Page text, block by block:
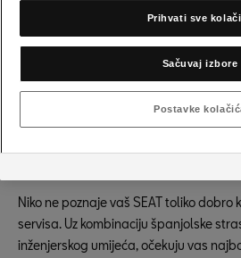
Samo najbolje za vas i vaš SEAT
SEAT servisni
Niko ne poznaje vaš SEAT toliko dobro
servisa. Uz kombinaciju španjolske
inženjerskog umijeća, očekuju vas
Prihvati sve
Sačuvaj izbore
Postavke